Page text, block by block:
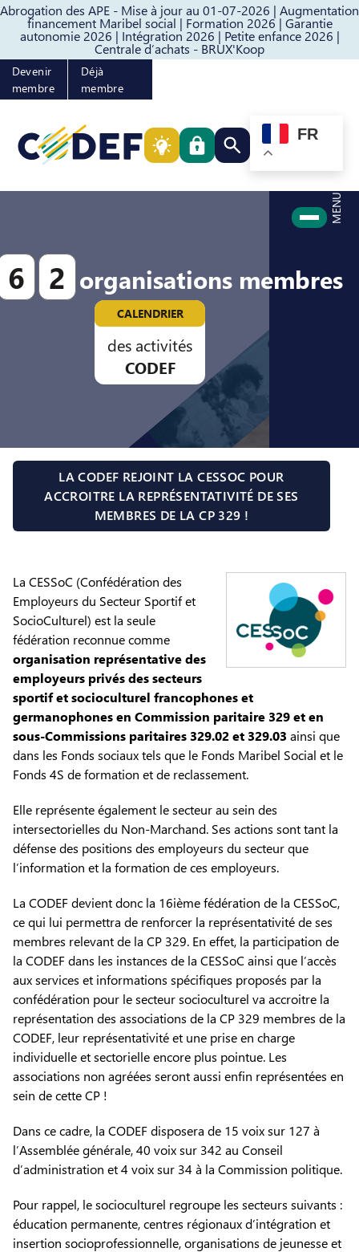
Abrogation des APE - Mise à jour au 01-07-2026 | Augmentation
financement Maribel social | Formation 2026 | Garantie
autonomie 2026 | Intégration 2026 | Petite enfance 2026 |
Centrale d’achats - BRUX'Koop
Passer au contenuPasser au pied de page
Devenir
membre
Déjà
membre
Rechercher quelque
FR
MENU
6 2 organisations membres
CALENDRIER
des activités
CODEF
LA CODEF REJOINT LA CESSOC POUR
ACCROITRE LA REPRÉSENTATIVITÉ DE SES
MEMBRES DE LA CP 329 !
La CESSoC (Confédération des
Employeurs du Secteur Sportif et
SocioCulturel) est la seule
fédération reconnue comme
organisation représentative des
employeurs privés des secteurs
sportif et socioculturel francophones et
germanophones en Commission paritaire 329 et en
sous-Commissions paritaires 329.02 et 329.03 ainsi que
dans les Fonds sociaux tels que le Fonds Maribel Social et le
Fonds 4S de formation et de reclassement.
Elle représente également le secteur au sein des
intersectorielles du Non-Marchand. Ses actions sont tant la
défense des positions des employeurs du secteur que
l’information et la formation de ces employeurs.
La CODEF devient donc la 16ième fédération de la CESSoC,
ce qui lui permettra de renforcer la représentativité de ses
membres relevant de la CP 329. En effet, la participation de
la CODEF dans les instances de la CESSoC ainsi que l’accès
aux services et informations spécifiques proposés par la
confédération pour le secteur socioculturel va accroitre la
représentation des associations de la CP 329 membres de la
CODEF, leur représentativité et une prise en charge
individuelle et sectorielle encore plus pointue. Les
associations non agréées seront aussi enfin représentées en
sein de cette CP !
Dans ce cadre, la CODEF disposera de 15 voix sur 127 à
l’Assemblée générale, 40 voix sur 342 au Conseil
d’administration et 4 voix sur 34 à la Commission politique.
Pour rappel, le socioculturel regroupe les secteurs suivants :
éducation permanente, centres régionaux d’intégration et
insertion socioprofessionnelle, organisations de jeunesse et